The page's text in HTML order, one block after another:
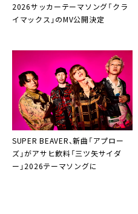
2026サッカーテーマソング「クラ
イマックス」のMV公開決定
SUPER BEAVER、新曲「アプロー
ズ」がアサヒ飲料「三ツ矢サイダ
ー」2026テーマソングに